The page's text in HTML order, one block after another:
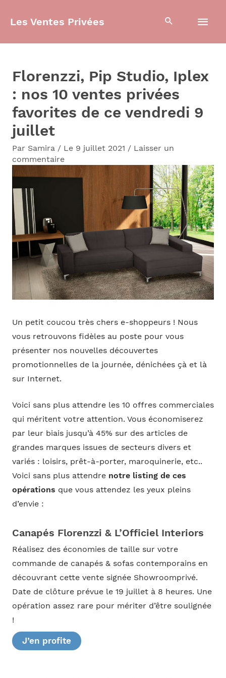
Les Ventes Privées
Florenzzi, Pip Studio, Iplex
: nos 10 ventes privées
favorites de ce vendredi 9
juillet
Par Samira / Le 9 juillet 2021 / Laisser un
commentaire
Un petit coucou très chers e-shoppeurs ! Nous
vous retrouvons fidèles au poste pour vous
présenter nos nouvelles découvertes
promotionnelles de la journée, dénichées çà et là
sur Internet.
Voici sans plus attendre les 10 offres commerciales
qui méritent votre attention. Vous économiserez
par leur biais jusqu’à 45% sur des articles de
grandes marques issues de secteurs divers et
variés : loisirs, prêt-à-porter, maroquinerie, etc..
Voici sans plus attendre notre listing de ces
opérations que vous attendez les yeux pleins
d’envie :
Canapés Florenzzi & L’Officiel Interiors
Réalisez des économies de taille sur votre
commande de canapés & sofas contemporains en
découvrant cette vente signée Showroomprivé.
Date de clôture prévue le 19 juillet à 8 heures. Une
opération assez rare pour mériter d’être soulignée
!
J’en profite